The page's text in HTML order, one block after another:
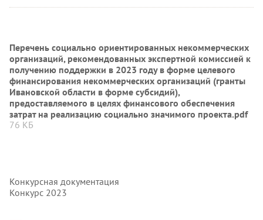
Перечень социально ориентированных некоммерческих
организаций, рекомендованных экспертной комиссией к
получению поддержки в 2023 году в форме целевого
финансирования некоммерческих организаций (гранты
Ивановской области в форме субсидий),
предоставляемого в целях финансового обеспечения
затрат на реализацию социально значимого проекта.pdf
76 КБ
Конкурсная документация
Конкурс 2023